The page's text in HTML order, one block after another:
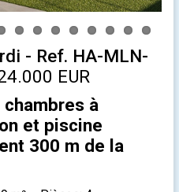
- Ref. HA-MLN-
EUR
à
et piscine
300 m de la